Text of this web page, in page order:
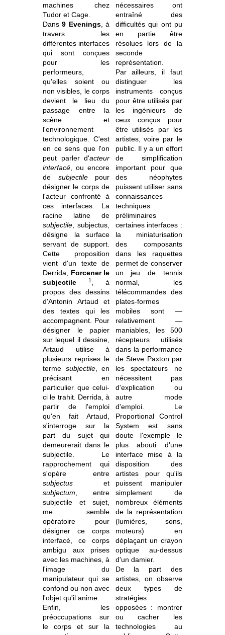
machines chez
Tudor et Cage.
Dans9 Evenings, à
travers les
différentes interfaces
qui sont conçues
pour les
performeurs,
qu'elles soient ou
non visibles, le corps
devient le lieu du
passage entre la
scène et
l'environnement
technologique. C'est
en ce sens que l'on
peut parler d'acteur
interfacé , ou encore
de subjectilepour
désigner le corps de
l'acteur confronté à
ces interfaces. La
racine latine de
subjectile , subjectus,
désigne la surface
servant de support.
Cette proposition
vient d'un texte de
Derrida, Forcener le
subjectile
1
, à
propos des dessins
d'Antonin Artaud et
des textes qui les
accompagnent. Pour
désigner le papier
sur lequel il dessine,
Artaud utilise à
plusieurs reprises le
terme subjectile, en
précisant en
particulier que celui-
ci le trahit. Derrida, à
partir de l'emploi
qu'en fait Artaud,
s'interroge sur la
part du sujet qui
demeurerait dans le
subjectile. Le
rapprochement qui
s'opère entre
subjectus et
subjectum , entre
subjectile et sujet,
me semble
opératoire pour
désigner ce corps
interfacé, ce corps
ambigu aux prises
avec les machines, à
l'image du
manipulateur qui se
confond ou non avec
l'objet qu'il anime.
Enfin, les
préoccupations sur
le corps et sur la
nécessaires ont
entraîné des
difficultés qui ont pu
en partie être
résolues lors de la
seconde
représentation.
Par ailleurs, il faut
distinguer les
instruments conçus
pour être utilisés par
les ingénieurs de
ceux conçus pour
être utilisés par les
artistes, voire par le
public. Il y a un effort
de simplification
important pour que
des néophytes
puissent utiliser sans
connaissances
techniques
préliminaires
certaines interfaces :
la miniaturisation
des composants
dans les raquettes
permet de conserver
un jeu de tennis
normal, les
télécommandes des
plates-formes
mobiles sont —
relativement —
maniables, les 500
récepteurs utilisés
dans la performance
de Steve Paxton par
les spectateurs ne
nécessitent pas
d'explication ou
autre mode
d'emploi. Le
Proportional Control
System est sans
doute l'exemple le
plus abouti d'une
interface mise à la
disposition des
artistes pour qu'ils
puissent manipuler
simplement de
nombreux éléments
de la représentation
(lumières, sons,
moteurs) en
déplaçant un crayon
optique au-dessus
d'un damier.
De la part des
artistes, on observe
deux types de
stratégies
opposées : montrer
ou cacher les
technologies au